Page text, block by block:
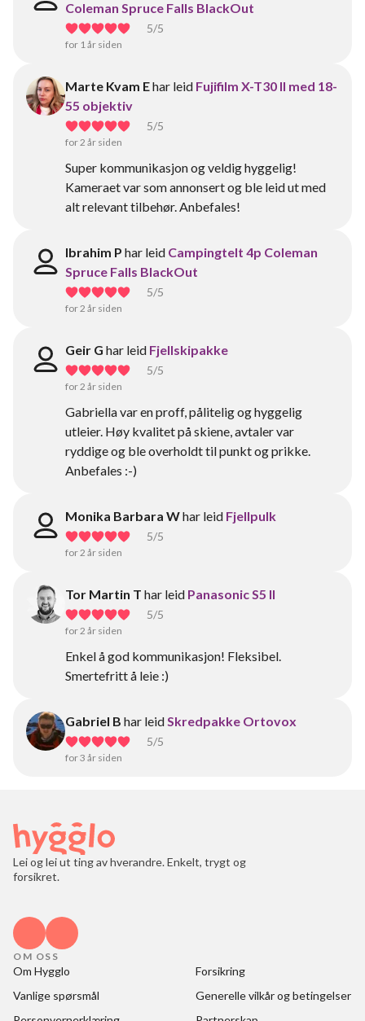
Coleman Spruce Falls BlackOut
5/5
for 1 år siden
Marte Kvam Ehar leid Fujifilm X-T30 II med 18-
55 objektiv
5/5
for 2 år siden
Super kommunikasjon og veldig hyggelig!
Kameraet var som annonsert og ble leid ut med
alt relevant tilbehør. Anbefales!
Ibrahim P har leid Campingtelt 4p Coleman
Spruce Falls BlackOut
5/5
for 2 år siden
Geir G har leid Fjellskipakke
5/5
for 2 år siden
Gabriella var en proff, pålitelig og hyggelig
utleier. Høy kvalitet på skiene, avtaler var
ryddige og ble overholdt til punkt og prikke.
Anbefales :-)
Monika Barbara Whar leid Fjellpulk
5/5
for 2 år siden
Tor Martin T har leid Panasonic S5 II
5/5
for 2 år siden
Enkel å god kommunikasjon! Fleksibel.
Smertefritt å leie :)
Gabriel B har leidSkredpakke Ortovox
5/5
for 3 år siden
Lei og lei ut ting av hverandre. Enkelt, trygt og
forsikret.
OM OSS
Om Hygglo
Forsikring
Vanlige spørsmål
Generelle vilkår og betingelser